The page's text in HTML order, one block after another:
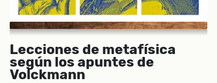
Lecciones de metafísica
según los apuntes de
Volckmann